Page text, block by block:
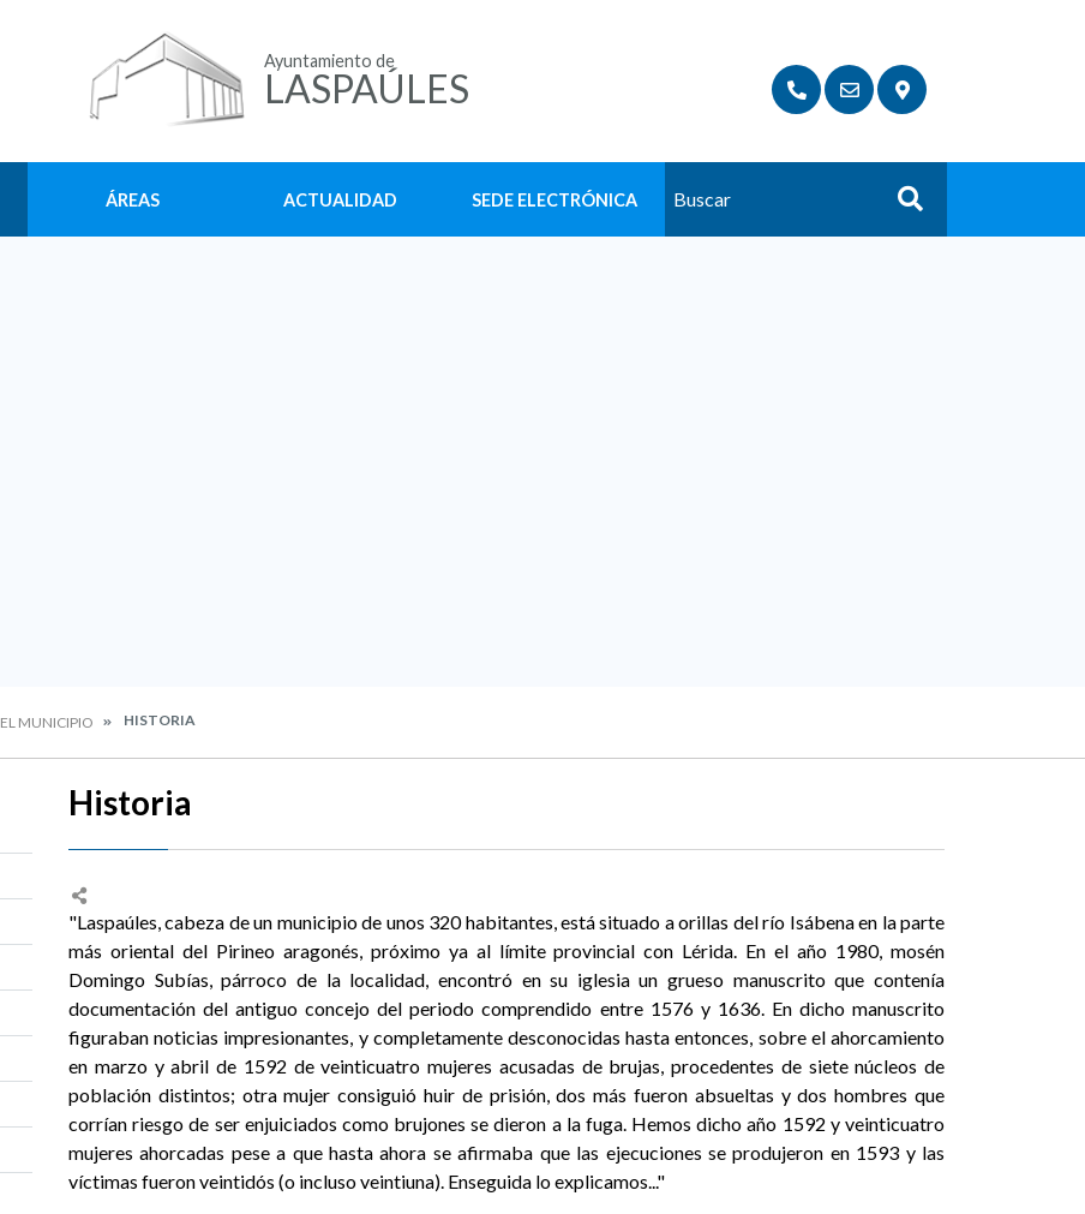
Ayuntamiento de
LASPAÚLES
ÁREAS ACTUALIDAD SEDE ELECTRÓNICA Buscar
EL MUNICIPIO HISTORIA
Historia
"Laspaúles, cabeza de un municipio de unos 320 habitantes, está situado a orillas del río Isábena en la parte
más oriental del Pirineo aragonés, próximo ya al límite provincial con Lérida. En el año 1980, mosén
Domingo Subías, párroco de la localidad, encontró en su iglesia un grueso manuscrito que contenía
documentación del antiguo concejo del periodo comprendido entre 1576 y 1636. En dicho manuscrito
figuraban noticias impresionantes, y completamente desconocidas hasta entonces, sobre el ahorcamiento
en marzo y abril de 1592 de veinticuatro mujeres acusadas de brujas, procedentes de siete núcleos de
población distintos; otra mujer consiguió huir de prisión, dos más fueron absueltas y dos hombres que
corrían riesgo de ser enjuiciados como brujones se dieron a la fuga. Hemos dicho año 1592 y veinticuatro
mujeres ahorcadas pese a que hasta ahora se afirmaba que las ejecuciones se produjeron en 1593 y las
víctimas fueron veintidós (o incluso veintiuna). Enseguida lo explicamos..."